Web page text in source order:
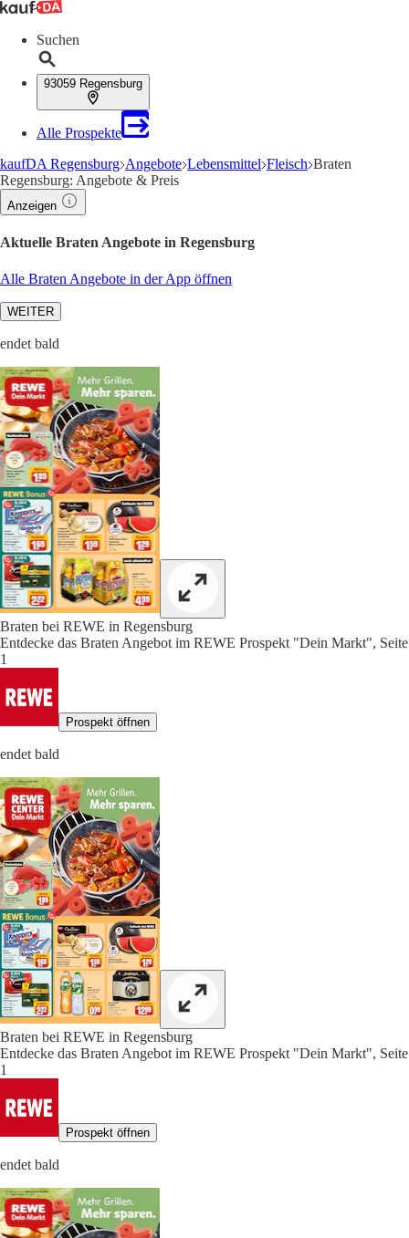
Suchen
93059 Regensburg
Alle Prospekte
kaufDA Regensburg Angebote Lebensmittel Fleisch Braten
Regensburg: Angebote & Preis
Anzeigen
Aktuelle Braten Angebote in Regensburg
Alle Braten Angebote in der App öffnen
WEITER
endet bald
Braten bei REWE in Regensburg
Entdecke das Braten Angebot im REWE Prospekt "Dein Markt", Seite
1
Prospekt öffnen
endet bald
Braten bei REWE in Regensburg
Entdecke das Braten Angebot im REWE Prospekt "Dein Markt", Seite
1
Prospekt öffnen
endet bald